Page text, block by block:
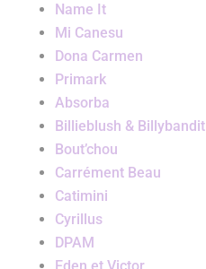
Name It
Mi Canesu
Dona Carmen
Primark
Absorba
Billieblush & Billybandit
Bout’chou
Carrément Beau
Catimini
Cyrillus
DPAM